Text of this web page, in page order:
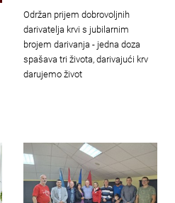
Održan prijem dobrovoljnih
darivatelja krvi s jubilarnim
brojem darivanja - jedna doza
spašava tri života, darivajući krv
darujemo život